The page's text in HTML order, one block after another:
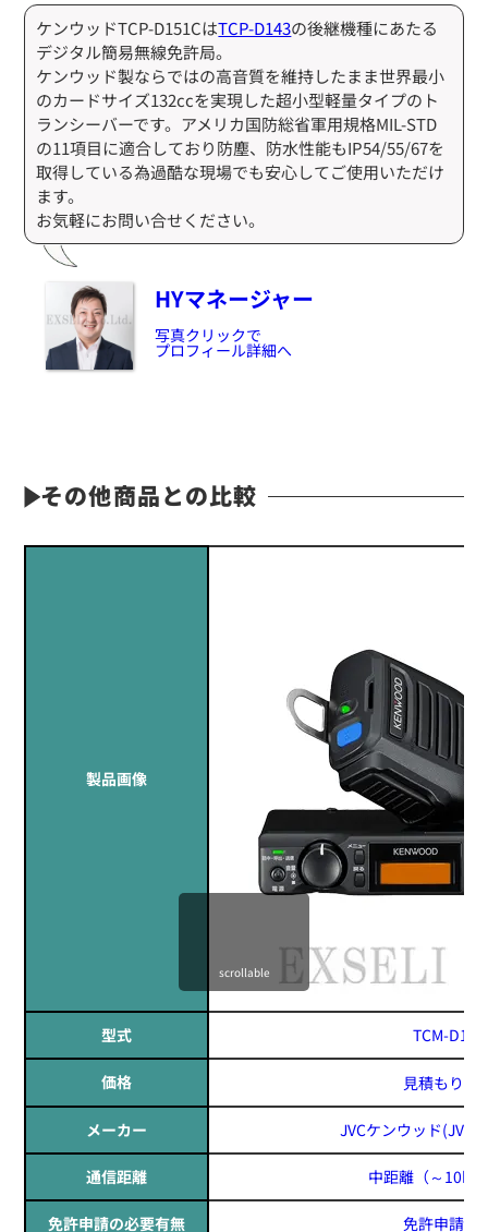
※マイク部分は防沫仕様
EK-505W
タイピンマイク&イヤホン
定価:12,400円～16,000円(税別)
※メーカー定価は装着無線機(コネクタ)によって
異なります
...続きを読む
ロックスイッチ(メロディー付き)イヤホンマイク
※イヤホンプラグサイズ2.5φ
EK-505WNML
ロックスイッチイヤホンマイク
HYマネージャー
写真クリックで
プロフィール詳細へ
ケンウッドTCP-D151CはTCP-D143の後継機種にあたる
デジタル簡易無線免許局。
ケンウッド製ならではの高音質を維持したまま世界最小
のカードサイズ132ccを実現した超小型軽量タイプのト
ランシーバーです。アメリカ国防総省軍用規格MIL-STD
の11項目に適合しており防塵、防水性能もIP54/55/67を
取得している為過酷な現場でも安心してご使用いただけ
ます。
お気軽にお問い合せください。
その他商品との比較
製品画像
型式 TCM-D144
価格 見積もりす
メーカー JVCケンウッド(JVC
通信距離 中距離（～10km
免許申請の必要有無 免許申請必
scrollable